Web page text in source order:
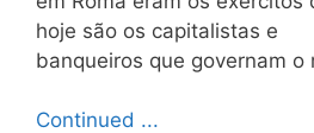
hoje são os capitalistas e
banqueiros que governam o
Continued ...